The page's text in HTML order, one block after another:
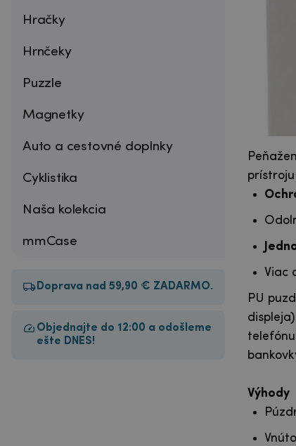
Hračky
Hrnčeky
Puzzle
Magnetky
Auto a cestovné doplnky
Cyklistika
Naša kolekcia
mmCase
Doprava nad 59,90 € ZADARMO.
Objednajte do 12:00 a odošleme
ešte DNES!
Viac
PU
Výhody